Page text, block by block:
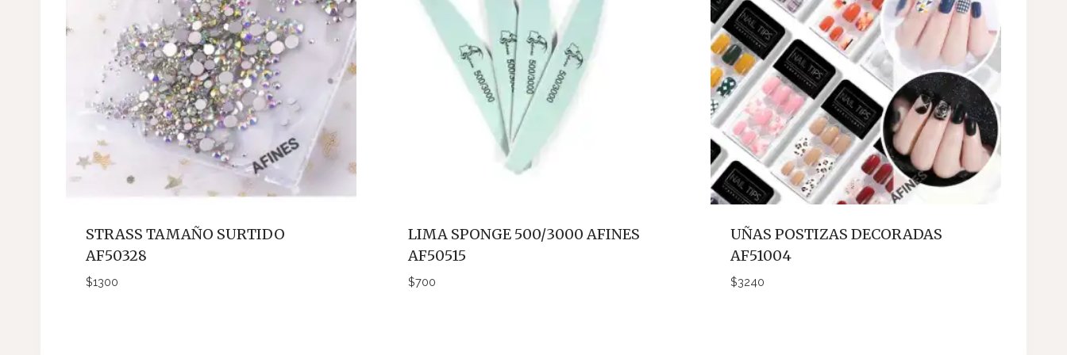
STRASS TAMAÑO SURTIDO
AF50328
$1300
LIMA SPONGE 500/3000 AFINES
AF50515
$700
UÑAS POSTIZAS DECORADAS
AF51004
$3240